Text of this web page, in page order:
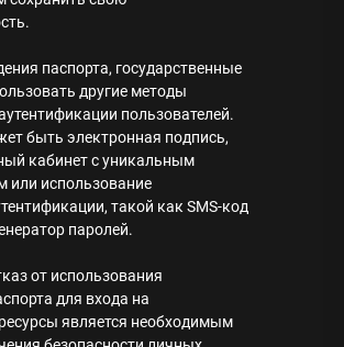
паспорта, государственные
другие методы
пользователей.
быть электронная подпись,
кабинет с уникальным
или использование
такой как SMS-код
паролей.
от использования
для входа на
является необходимым